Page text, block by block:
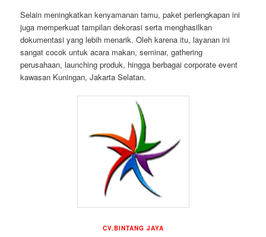
Selain meningkatkan kenyamanan tamu, paket perlengkapan ini
juga memperkuat tampilan dekorasi serta menghasilkan
dokumentasi yang lebih menarik. Oleh karena itu, layanan ini
sangat cocok untuk acara makan, seminar, gathering
perusahaan, launching produk, hingga berbagai corporate event
kawasan Kuningan, Jakarta Selatan.
CV.BINTANG JAYA